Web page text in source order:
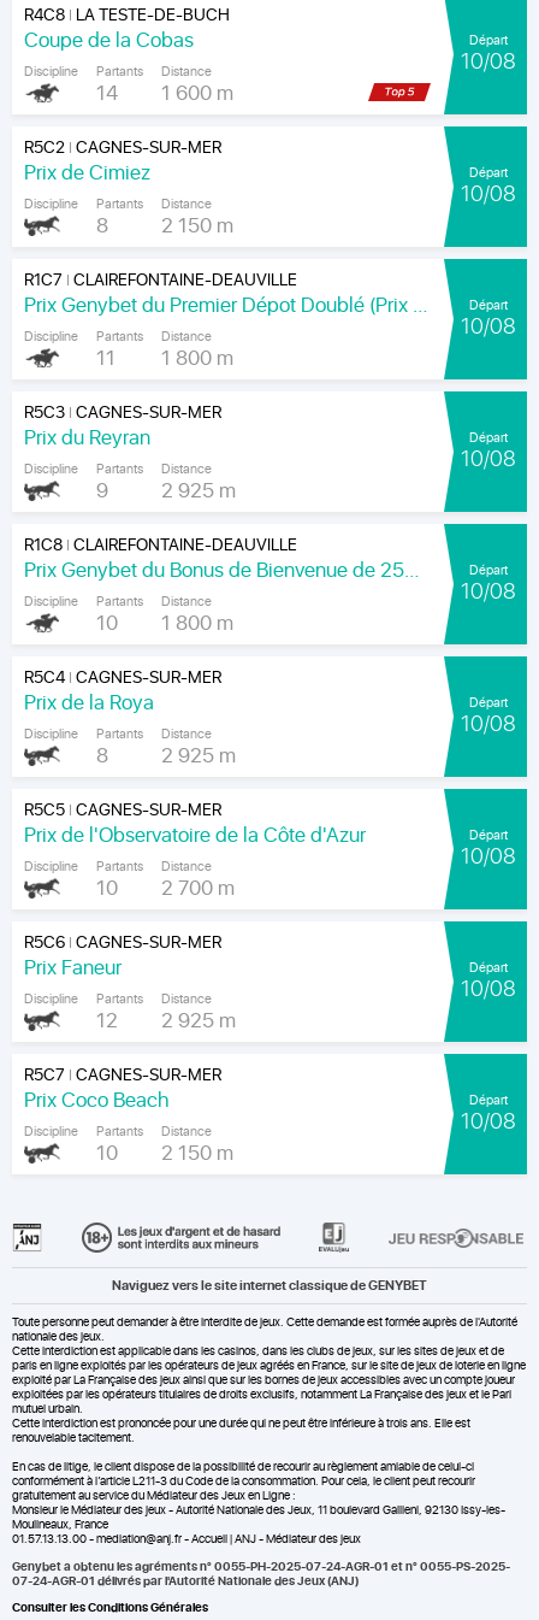
R4C8| LA TESTE-DE-BUCH
Coupe de la Cobas
Discipline Partants
14
Distance
1 600 m
Départ
10/08
R5C2|CAGNES-SUR-MER
Prix de Cimiez
Discipline Partants
8
Distance
2 150 m
Départ
10/08
R1C7 |CLAIREFONTAINE-DEAUVILLE
Prix Genybet du Premier Dépot Doublé (Prix The Wonder)
Discipline Partants
11
Distance
1 800 m
Départ
10/08
R5C3|CAGNES-SUR-MER
Prix du Reyran
Discipline Partants
9
Distance
2 925 m
Départ
10/08
R1C8|CLAIREFONTAINE-DEAUVILLE
Prix Genybet du Bonus de Bienvenue de 250 Euros (Prix Ramsin)
Discipline Partants
10
Distance
1 800 m
Départ
10/08
R5C4|CAGNES-SUR-MER
Prix de la Roya
Discipline Partants
8
Distance
2 925 m
Départ
10/08
R5C5|CAGNES-SUR-MER
Prix de l'Observatoire de la Côte d'Azur
Discipline Partants
10
Distance
2 700 m
Départ
10/08
R5C6|CAGNES-SUR-MER
Prix Faneur
Discipline Partants
12
Distance
2 925 m
Départ
10/08
R5C7 |CAGNES-SUR-MER
Prix Coco Beach
Discipline Partants
10
Distance
2 150 m
Départ
10/08
Naviguez vers le site internet classique de GENYBET
Toute personne peut demander à être interdite de jeux. Cette demande est formée auprès de l'Autorité
nationale des jeux.
Cette interdiction est applicable dans les casinos, dans les clubs de jeux, sur les sites de jeux et de
paris en ligne exploités par les opérateurs de jeux agréés en France, sur le site de jeux de loterie en ligne
exploité par La Française des jeux ainsi que sur les bornes de jeux accessibles avec un compte joueur
exploitées par les opérateurs titulaires de droits exclusifs, notamment La Française des jeux et le Pari
mutuel urbain.
Cette interdiction est prononcée pour une durée qui ne peut être inférieure à trois ans. Elle est
renouvelable tacitement.
En cas de litige, le client dispose de la possibilité de recourir au règlement amiable de celui-ci
conformément à l’article L211-3 du Code de la consommation. Pour cela, le client peut recourir
gratuitement au service du Médiateur des Jeux en Ligne :
Monsieur le Médiateur des jeux - Autorité Nationale des Jeux, 11 boulevard Gallieni, 92130 Issy-les-
Moulineaux, France
01.57.13.13.00 - mediation@anj.fr -Accueil | ANJ - Médiateur des jeux
Genybet a obtenu les agréments n° 0055-PH-2025-07-24-AGR-01 et n° 0055-PS-2025-
07-24-AGR-01 délivrés par l'Autorité Nationale des Jeux (ANJ)
Consulter les Conditions Générales